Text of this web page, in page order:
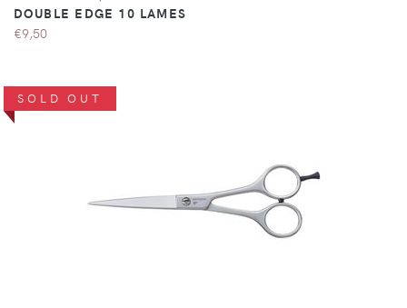
DOUBLE EDGE 10 LAMES
€9,50
SOLD OUT
DÉTAILS